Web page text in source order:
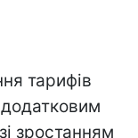
тарифів
зростанням